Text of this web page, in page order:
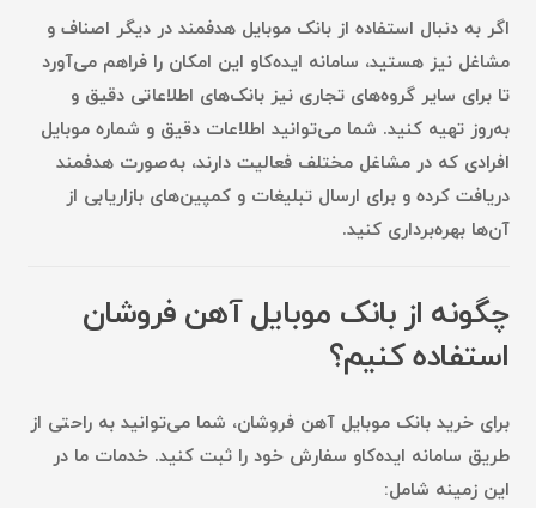
اگر به دنبال استفاده ازبانک موبایل هدفمند در دیگر اصناف و
مشاغل نیز هستید، سامانه ایده‌کاو این امکان را فراهم می‌آورد
تا برای سایر گروه‌های تجاری نیز بانک‌های اطلاعاتی دقیق و
به‌روز تهیه کنید. شما می‌توانید اطلاعات دقیق و شماره موبایل
افرادی که در مشاغل مختلف فعالیت دارند، به‌صورت هدفمند
دریافت کرده و برای ارسال تبلیغات و کمپین‌های بازاریابی از
آن‌ها بهره‌برداری کنید.
چگونه از بانک موبایل آهن فروشان
استفاده کنیم؟
برای خریدبانک موبایل آهن فروشان، شما می‌توانید به راحتی از
طریق سامانه ایده‌کاو سفارش خود را ثبت کنید. خدمات ما در
این زمینه شامل: